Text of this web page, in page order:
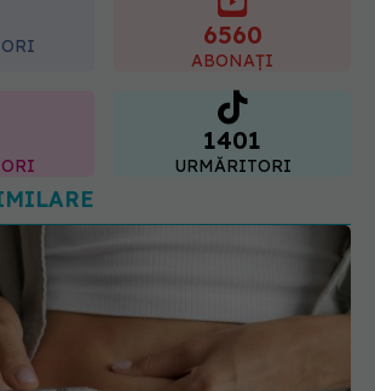
6560
ABONAȚI
1401
URMĂRITORI